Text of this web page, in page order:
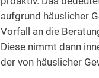
aufgrund häuslicher
Vorfall an die
Diese nimmt dann
der von häuslicher